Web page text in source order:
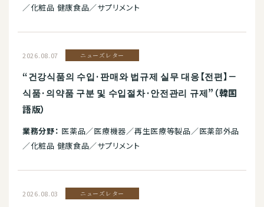
／化粧品 健康食品／サプリメント
2026.08.07 ニューズレター
“건강식품의 수입·판매와 법규제 실무 대응【전편】－
식품·의약품 구분 및 수입절차·안전관리 규제”（韓国
語版）
業務分野： 医薬品／医療機器／再生医療等製品／医薬部外品
／化粧品 健康食品／サプリメント
2026.08.03 ニューズレター